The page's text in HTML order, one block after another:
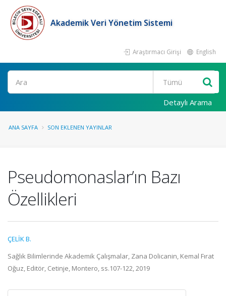
Akademik Veri Yönetim Sistemi
Araştırmacı Girişi English
Ara
Detaylı Arama
ANA SAYFA SON EKLENEN YAYINLAR
Pseudomonaslar’ın Bazı
Özellikleri
ÇELİK B.
Sağlık Bilimlerinde Akademik Çalışmalar, Zana Dolicanin, Kemal Fırat
Oğuz, Editör, Cetinje, Montero, ss.107-122, 2019